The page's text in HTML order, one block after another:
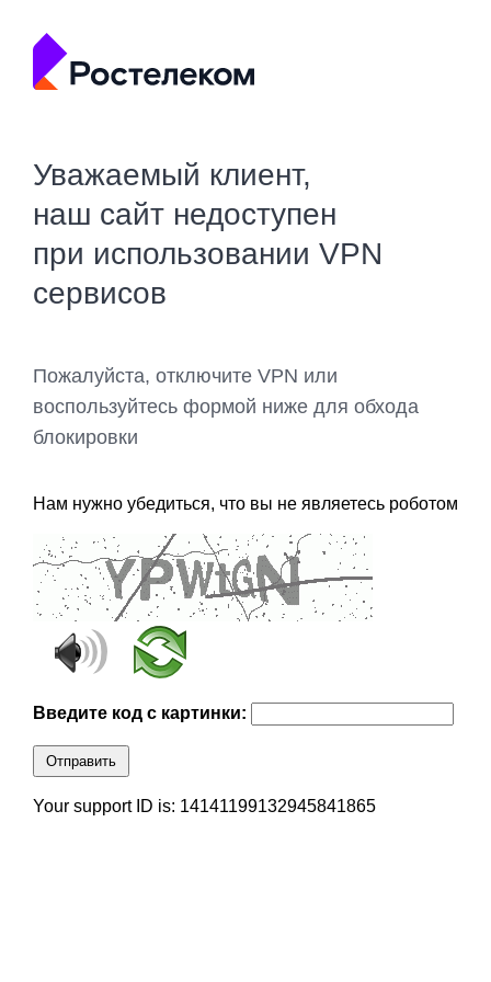
Уважаемый клиент,
наш сайт недоступен
при использовании VPN
сервисов
Пожалуйста, отключите VPN или
воспользуйтесь формой ниже для обхода
блокировки
Нам нужно убедиться, что вы не являетесь роботом
Введите код с картинки:
Отправить
Your support ID is: 14141199132945841865